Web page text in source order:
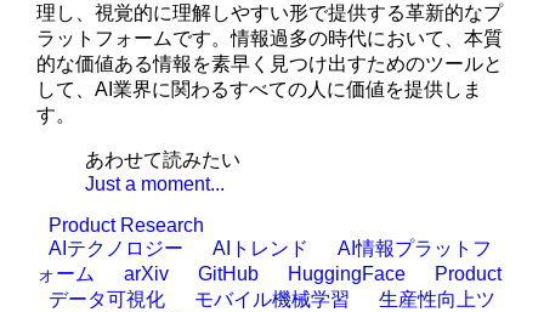
理し、視覚的に理解しやすい形で提供する革新的なプ
ラットフォームです。情報過多の時代において、本質
的な価値ある情報を素早く見つけ出すためのツールと
して、AI業界に関わるすべての人に価値を提供しま
す。
あわせて読みたい
Just a moment...
Product Research
AIテクノロジー
AIトレンド
AI情報プラットフ
ォーム
arXiv GitHub HuggingFace
Product
データ可視化
モバイル機械学習
生産性向上ツ